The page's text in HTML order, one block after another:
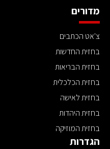
מדורים
צ'אט הכתבים
בחזית החדשות
בחזית הבריאות
בחזית הכלכלית
בחזית לאישה
בחזית היהדות
בחזית המוזיקה
הגדרות